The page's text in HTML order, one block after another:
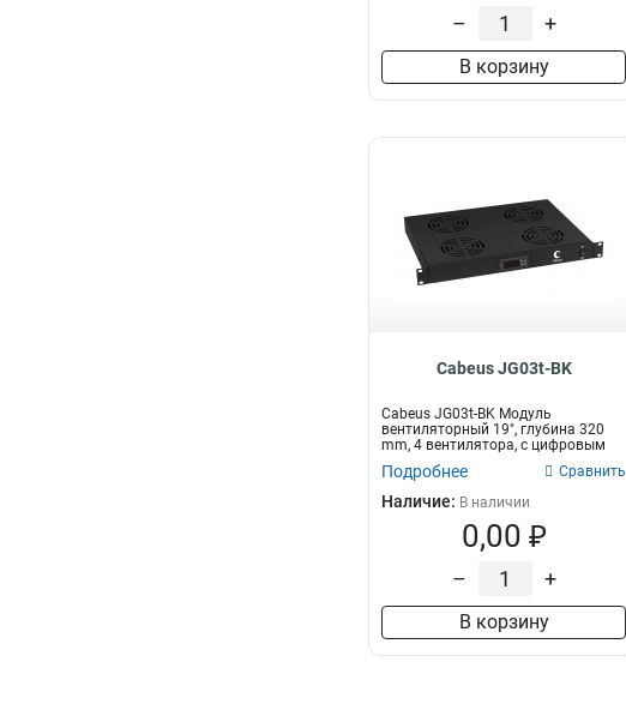
– +
В корзину
Cabeus JG03t-BK
Cabeus JG03t-BK Модуль
вентиляторный 19", глубина 320
mm, 4 вентилятора, с цифровым
термод...
Подробнее Сравнить
Наличие: В наличии
0,00 ₽
– +
В корзину